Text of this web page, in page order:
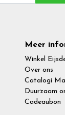
Meer
Winkel
Over ons
Catalogi
Duurzaam
Cadeaubon